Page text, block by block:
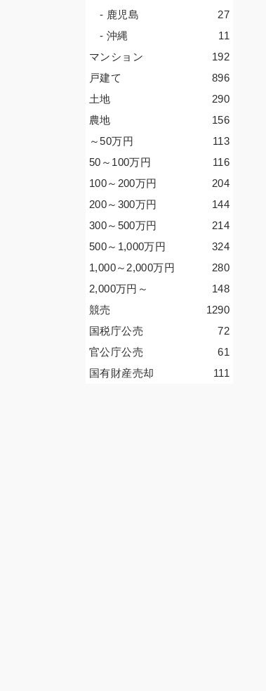
27
- 鹿児島
11
- 沖縄
192
マンション
896
戸建て
290
土地
156
農地
113
～50万円
116
50～100万円
204
100～200万円
144
200～300万円
214
300～500万円
324
500～1,000万円
280
1,000～2,000万円
148
2,000万円 ～
1290
競売
72
国税庁公売
61
官公庁公売
111
国有財産売却